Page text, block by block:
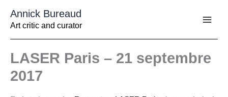
contenu
Annick Bureaud
Art critic and curator
LASER Paris – 21 septembre
2017